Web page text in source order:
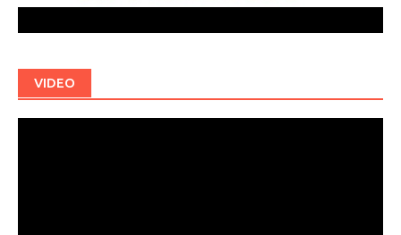
VIDEO